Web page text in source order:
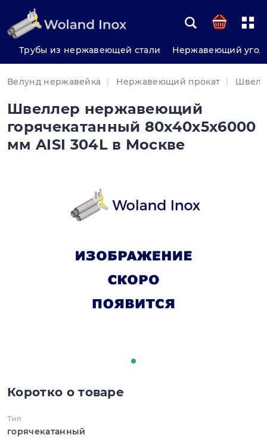
Трубы из нержавеющей стали Нержавеющий
Велунд нержавейка Нержавеющий прокат
Швеллер нержавеющий
горячекатанный 80х40х5х6000
мм AISI 304L в Москве
Коротко о товаре
Тип
горячекатанный